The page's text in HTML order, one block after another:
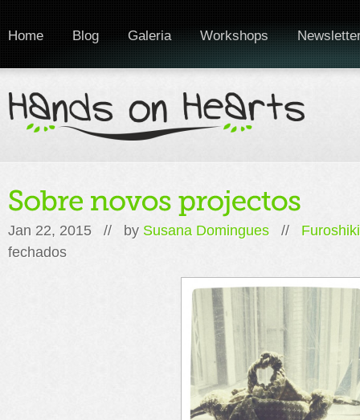
Home Blog Galeria Workshops
Jan 22, 2015 // by Susana Domingues // Furoshiki
fechados